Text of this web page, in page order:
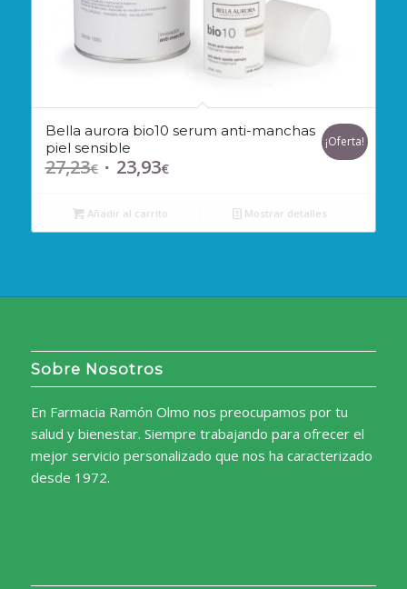
Bella aurora bio10 serum anti-manchas
piel sensible
27,23€ El
original
era:
23,93€El
es:
¡Oferta!
Añadir al carrito Mostrar detalles
Sobre Nosotros
En Farmacia Ramón Olmo nos preocupamos por tu
salud y bienestar. Siempre trabajando para ofrecer el
mejor servicio personalizado que nos ha caracterizado
desde 1972.